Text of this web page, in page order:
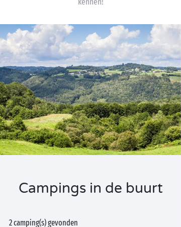
Campings in de buurt
2 camping(s) gevonden